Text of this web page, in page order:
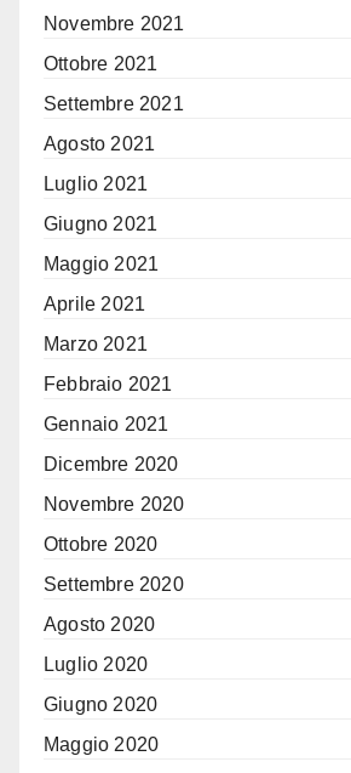
Novembre 2021
Ottobre 2021
Settembre 2021
Agosto 2021
Luglio 2021
Giugno 2021
Maggio 2021
Aprile 2021
Marzo 2021
Febbraio 2021
Gennaio 2021
Dicembre 2020
Novembre 2020
Ottobre 2020
Settembre 2020
Agosto 2020
Luglio 2020
Giugno 2020
Maggio 2020